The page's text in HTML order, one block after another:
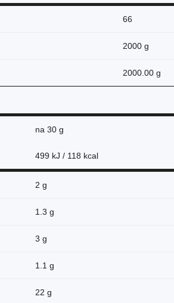
66
2000 g
2000.00 g
na 30 g
499 kJ / 118 kcal
2 g
1.3 g
3 g
1.1 g
22 g